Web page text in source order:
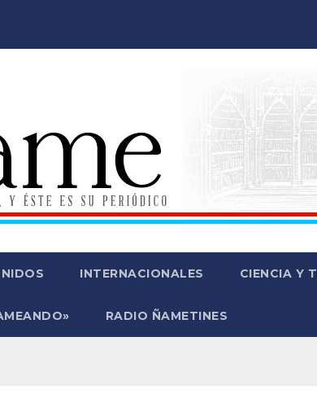
INTERNACIONALES CIENCIA Y
RADIO ÑAMETINES